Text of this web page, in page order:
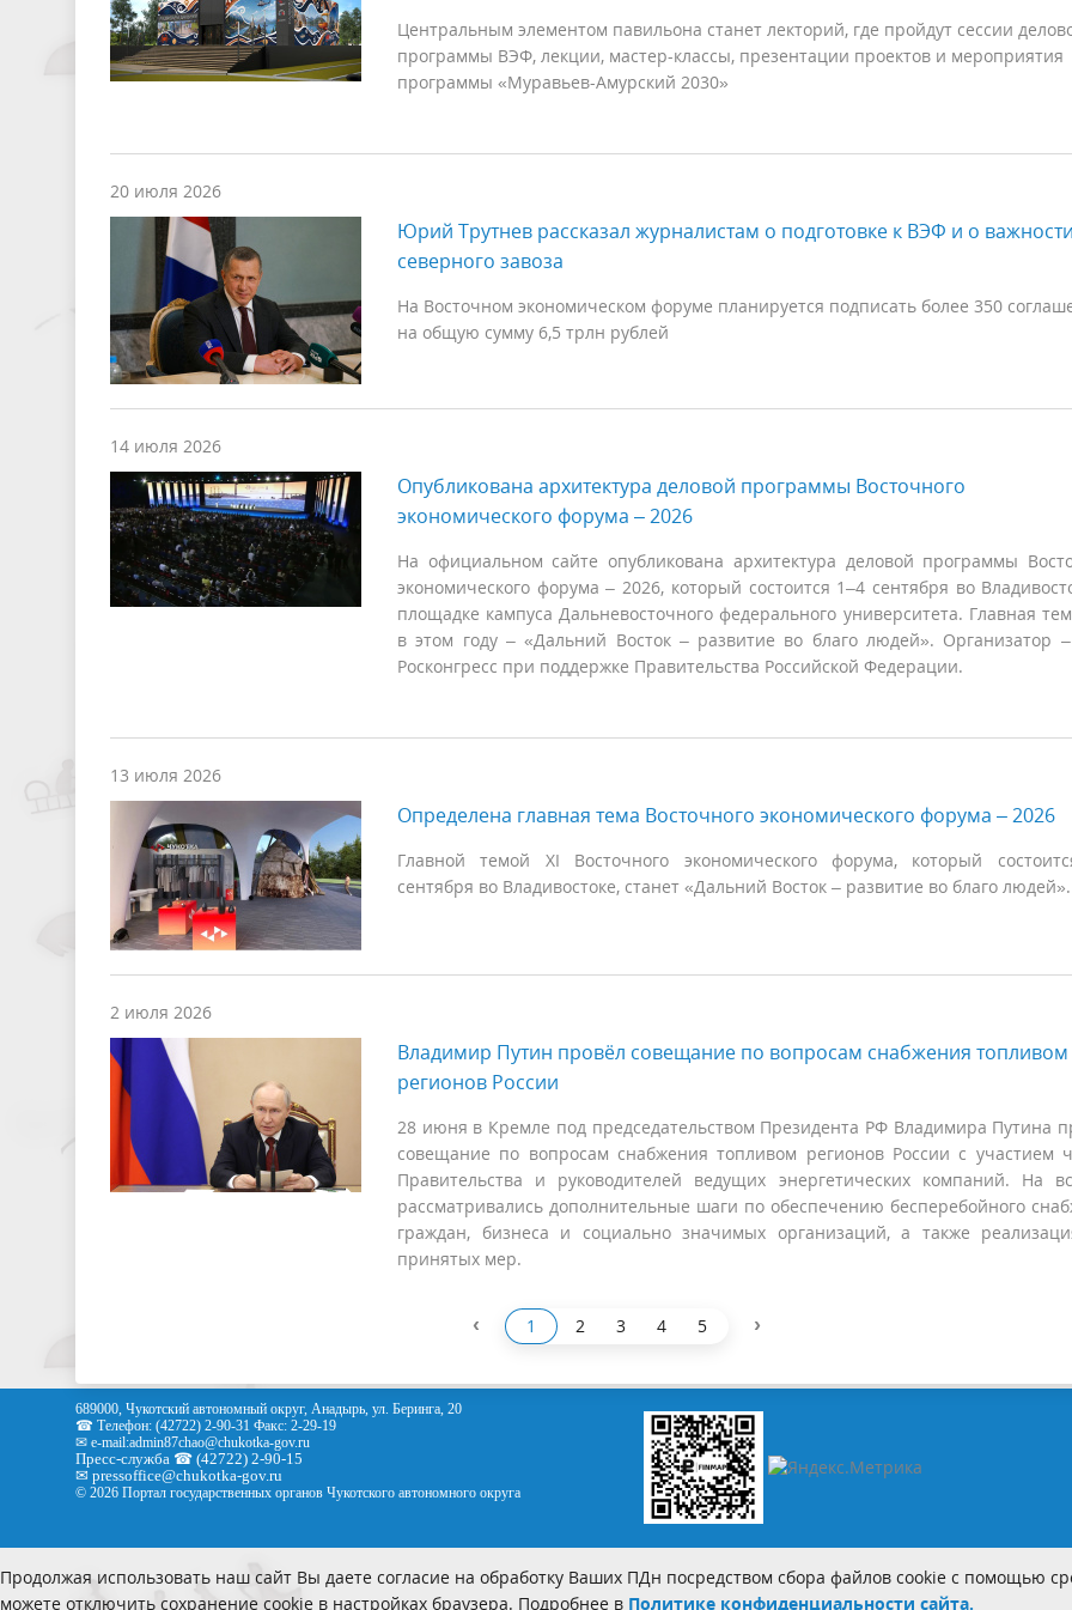
Центральным элементом павильона станет лекторий, где пройдут сессии
программы ВЭФ, лекции, мастер-классы, презентации проектов и мероприятия
программы «Муравьев-Амурский 2030»
20 июля 2026
Юрий Трутнев рассказал журналистам о подготовке к ВЭФ и о важности
северного завоза
На Восточном экономическом форуме планируется подписать более 350
на общую сумму 6,5 трлн рублей
14 июля 2026
Опубликована архитектура деловой программы Восточного
экономического форума – 2026
На официальном сайте опубликована архитектура деловой программы
экономического форума – 2026, который состоится 1–4 сентября во
площадке кампуса Дальневосточного федерального университета. Главная
в этом году – «Дальний Восток – развитие во благо людей». Организатор
Росконгресс при поддержке Правительства Российской Федерации.
13 июля 2026
Определена главная тема Восточного экономического форума – 2026
Главной темой ХI Восточного экономического форума, который
сентября во Владивостоке, станет «Дальний Восток – развитие во благо людей».
2 июля 2026
Владимир Путин провёл совещание по вопросам снабжения топливом
регионов России
28 июня в Кремле под председательством Президента РФ Владимира Путина
совещание по вопросам снабжения топливом регионов России с участием
Правительства и руководителей ведущих энергетических компаний. На
рассматривались дополнительные шаги по обеспечению бесперебойного
граждан, бизнеса и социально значимых организаций, а также
принятых мер.
‹ 1 2 3 4 5 ›
689000, Чукотский автономный округ, Анадырь, ул. Беринга, 20
☎ Телефон: (42722) 2-90-31 Факс: 2-29-19
✉ e-mail:admin87chao@chukotka-gov.ru
Пресс-служба ☎ (42722) 2-90-15
✉ pressoffice@chukotka-gov.ru
© 2026 Портал государственных органов Чукотского автономного округа
Продолжая использовать наш сайт Вы даете согласие на обработку Ваших ПДн посредством сбора файлов cookie с помощью
можете отключить сохранение cookie в настройках браузера. Подробнее в Политике конфиденциальности сайта.